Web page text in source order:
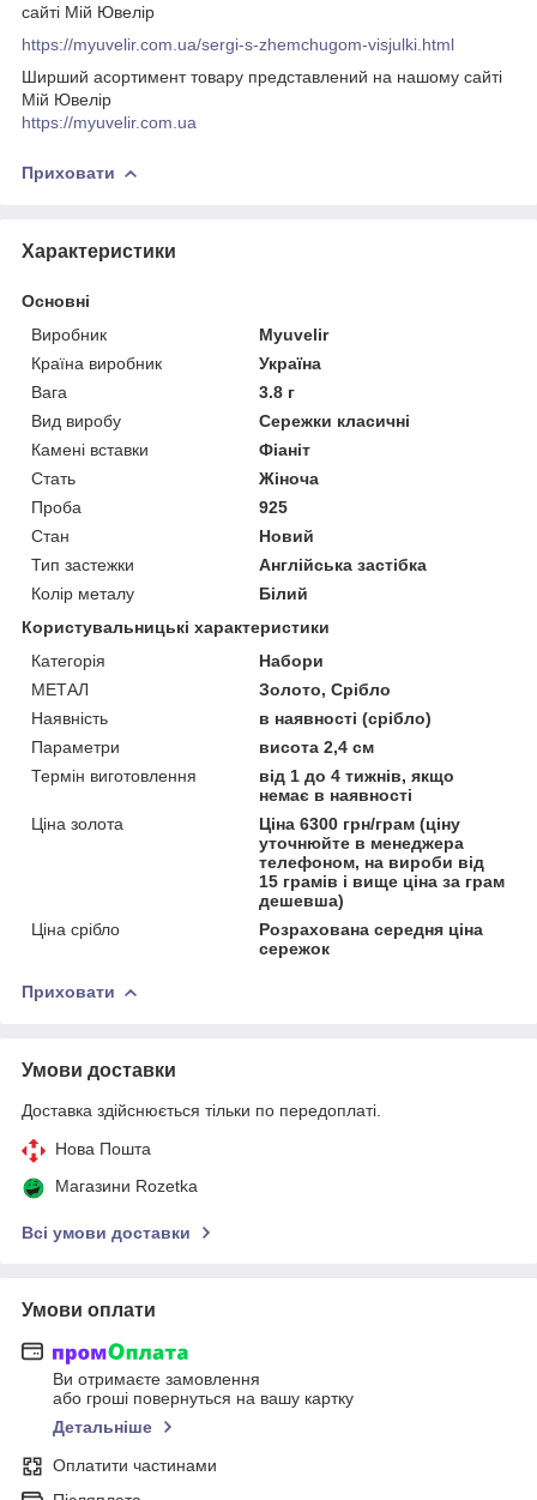
сайті Мій Ювелір
https://myuvelir.com.ua/sergi-s-zhemchugom-visjulki.html
Ширший асортимент товару представлений на нашому сайті
Мій Ювелір
https://myuvelir.com.ua
Приховати
Характеристики
Основні
Виробник
Myuvelir
Країна виробник
Україна
Вага
3.8 г
Вид виробу
Сережки класичні
Камені вставки
Фіаніт
Стать
Жіноча
Проба
925
Стан
Новий
Тип застежки
Англійська застібка
Колір металу
Білий
Користувальницькі характеристики
Категорія
Набори
МЕТАЛ
Золото, Срібло
Наявність
в наявності (срібло)
Параметри
висота 2,4 см
Термін виготовлення
від 1 до 4 тижнів, якщо
немає в наявності
Ціна золота
Ціна 6300 грн/грам (ціну
уточнюйте в менеджера
телефоном, на вироби від
15 грамів і вище ціна за грам
дешевша)
Ціна срібло
Розрахована середня ціна
сережок
Приховати
Умови доставки
Доставка здійснюється тільки по передоплаті.
Нова Пошта
Магазини Rozetka
Всі умови доставки
Умови оплати
Ви отримаєте замовлення
або гроші повернуться на вашу картку
Детальніше
Оплатити частинами